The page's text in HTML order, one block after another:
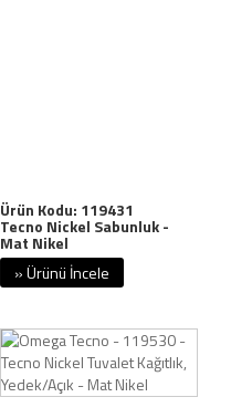
Ürün Kodu: 119431
Tecno Nickel Sabunluk -
Mat Nikel
» Ürünü İncele